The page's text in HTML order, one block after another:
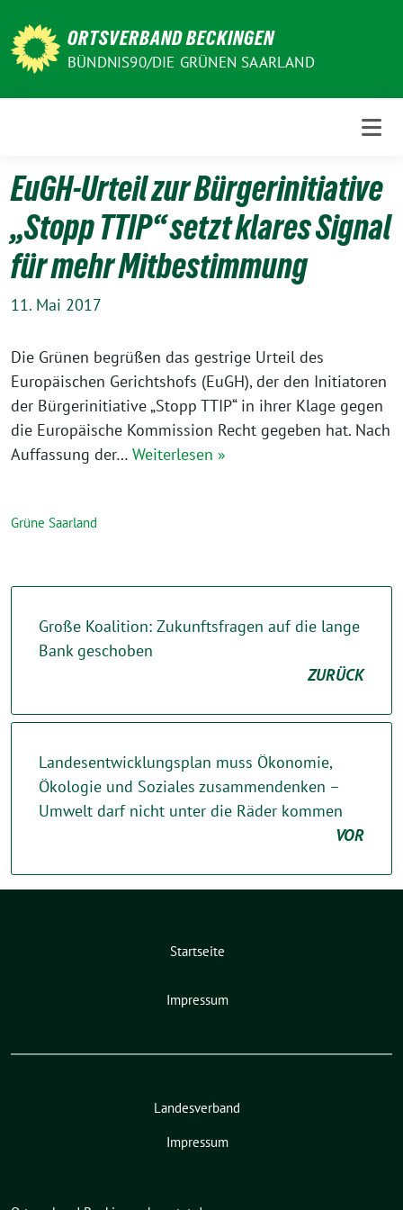
zum
Inhalt
ORTSVERBAND BECKINGEN
BÜNDNIS90/DIE GRÜNEN SAARLAND
EuGH-Urteil zur Bürgerinitiative
„Stopp TTIP“ setzt klares Signal
für mehr Mitbestimmung
11. Mai 2017
Die Grünen begrüßen das gestrige Urteil des
Europäischen Gerichtshofs (EuGH), der den Initiatoren
der Bürgerinitiative „Stopp TTIP“ in ihrer Klage gegen
die Europäische Kommission Recht gegeben hat. Nach
Auffassung der… Weiterlesen »
Grüne Saarland
Große Koalition: Zukunftsfragen auf die lange
Bank geschoben
ZURÜCK
Landesentwicklungsplan muss Ökonomie,
Ökologie und Soziales zusammendenken –
Umwelt darf nicht unter die Räder kommen
VOR
Startseite
Impressum
Landesverband
Impressum